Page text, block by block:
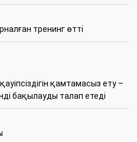
тренинг өтті
қамтамасыз ету –
бақылауды талап етеді